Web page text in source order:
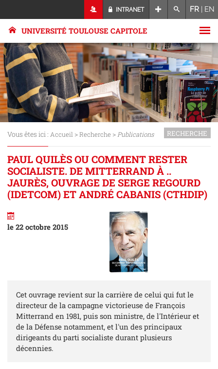
INTRANET FR | EN
UNIVERSITÉ TOULOUSE CAPITOLE
Vous êtes ici : Accueil >Recherche >Publications RECHERCHE
PAUL QUILÈS OU COMMENT RESTER
SOCIALISTE. DE MITTERRAND À ..
JAURÈS, OUVRAGE DE SERGE REGOURD
(IDETCOM) ET ANDRÉ CABANIS (CTHDIP)
le 22 octobre 2015
Cet ouvrage revient sur la carrière de celui qui fut le
directeur de la campagne victorieuse de François
Mitterrand en 1981, puis son ministre, de l'Intérieur et
de la Défense notamment, et l'un des principaux
dirigeants du parti socialiste durant plusieurs
décennies.